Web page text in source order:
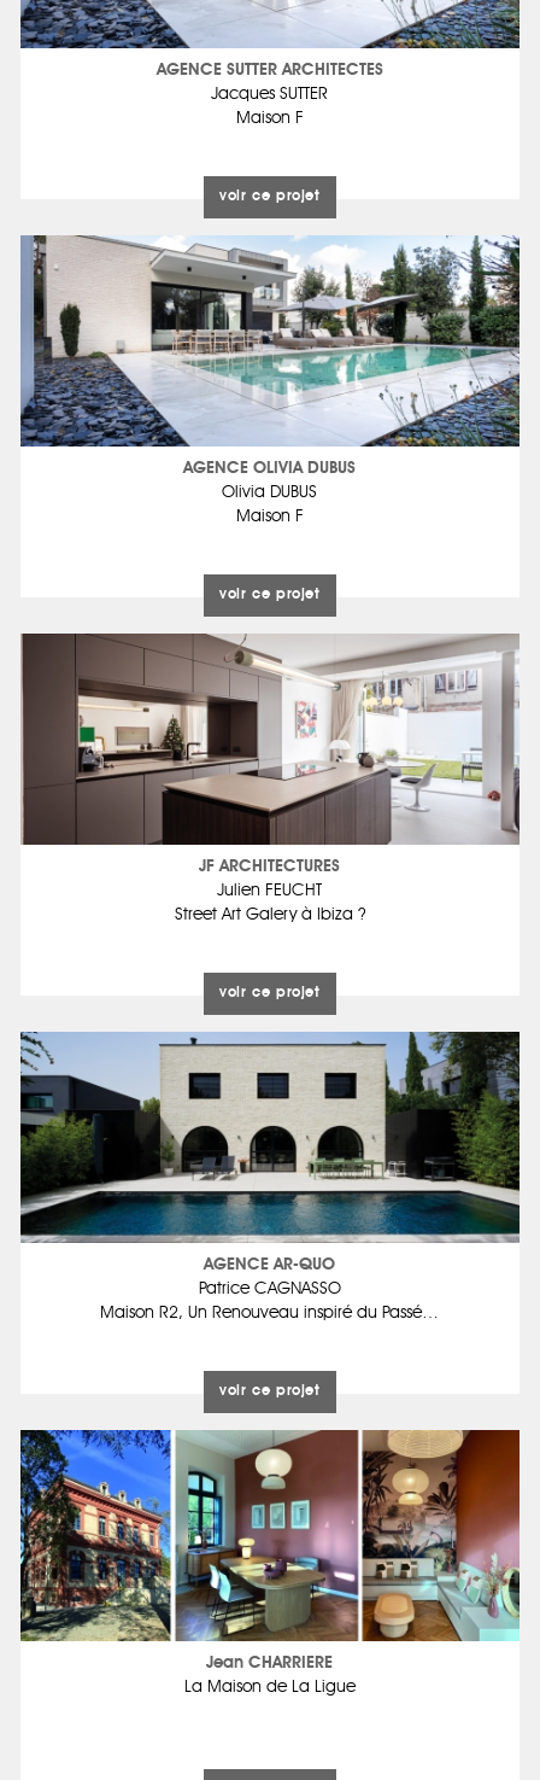
AGENCE SUTTER ARCHITECTES
Jacques SUTTER
Maison F
voir ce projet
AGENCE OLIVIA DUBUS
Olivia DUBUS
Maison F
voir ce projet
JF ARCHITECTURES
Julien FEUCHT
Street Art Galery à Ibiza ?
voir ce projet
AGENCE AR-QUO
Patrice CAGNASSO
Maison R2, Un Renouveau inspiré du Passé…
voir ce projet
Jean CHARRIERE
La Maison de La Ligue